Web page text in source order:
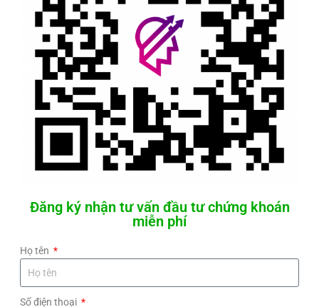
Đăng ký nhận tư vấn đầu tư chứng khoán
miễn phí
Họ tên
Số điện thoại